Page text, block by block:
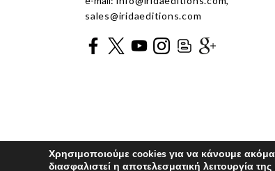
sales@iridaeditions.com
Χρησιμοποιούμε cookies για να κάνουμε
διασφαλιστεί η αποτελεσματική λειτουργία